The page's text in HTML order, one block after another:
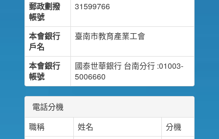
郵政劃撥
帳號
31599766
本會銀行
戶名
臺南市教育產業工會
本會銀行
帳號
國泰世華銀行 台南分行 :01003-
5006660
電話分機
職稱
姓名
分機